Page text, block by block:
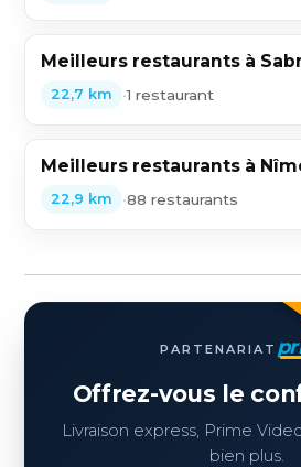
Meilleurs restaurants à
22,7 km •1 restaurant
Meilleurs restaurants à
22,9 km •88 restaurants
PARTENARIAT
Offrez-vous le
Livraison express, Prime
bien plus.